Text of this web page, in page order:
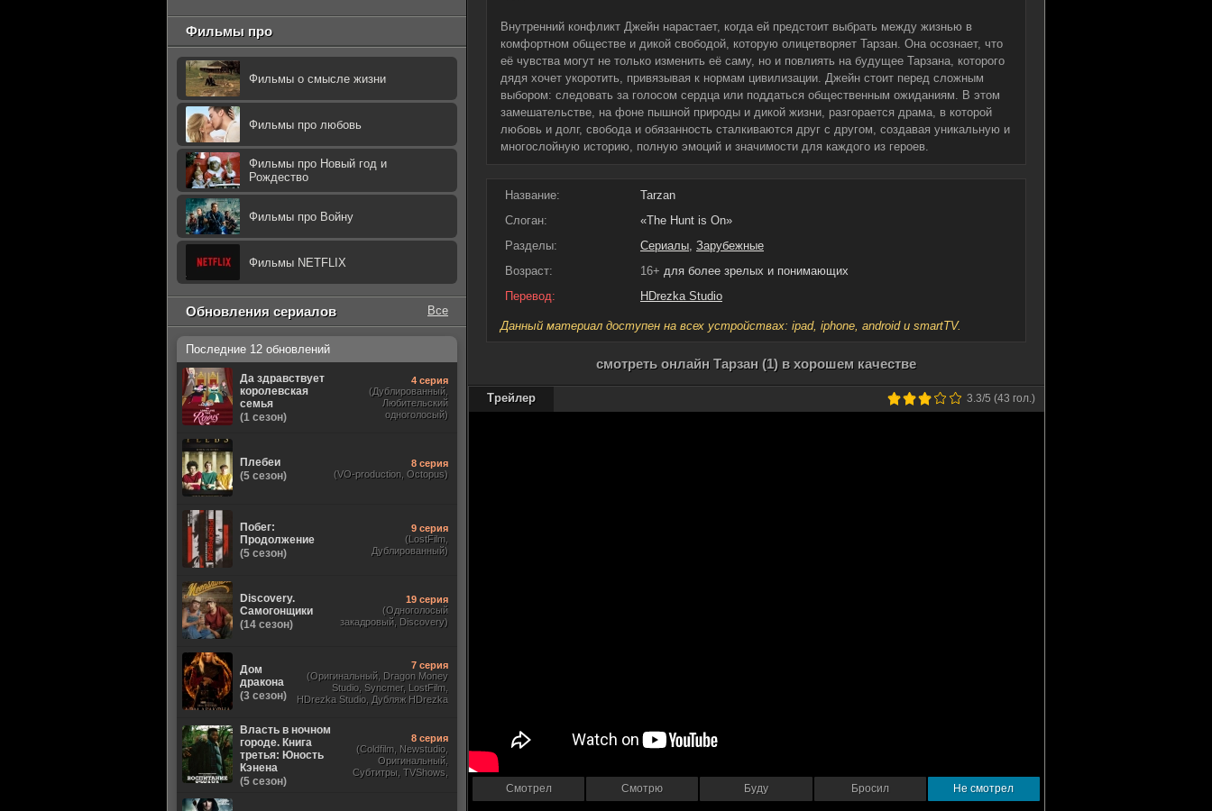
Внутренний конфликт Джейн нарастает, когда ей предстоит выбрать между жизнью в
комфортном обществе и дикой свободой, которую олицетворяет Тарзан. Она осознает, что
её чувства могут не только изменить её саму, но и повлиять на будущее Тарзана, которого
дядя хочет укоротить, привязывая к нормам цивилизации. Джейн стоит перед сложным
выбором: следовать за голосом сердца или поддаться общественным ожиданиям. В этом
замешательстве, на фоне пышной природы и дикой жизни, разгорается драма, в которой
любовь и долг, свобода и обязанность сталкиваются друг с другом, создавая уникальную и
многослойную историю, полную эмоций и значимости для каждого из героев.
Название:
Tarzan
Слоган:
«The Hunt is On»
Разделы:
Сериалы, Зарубежные
Возраст:
16+ для более зрелых и понимающих
Перевод:
HDrezka Studio
Данный материал доступен на всех устройствах: ipad, iphone, android и smartTV.
смотреть онлайн Тарзан (1) в хорошем качестве
3.3/5 (43 гол.)
Трейлер
Смотрел Смотрю Буду Бросил Не смотрел
Фильмы про
Фильмы о смысле жизни
Фильмы про любовь
Фильмы про Новый год и
Рождество
Фильмы про Войну
Фильмы NETFLIX
Обновления сериалов Все
Последние 12 обновлений
Да здравствует
королевская
семья
(1 сезон)
4 серия
(Дублированный,
Любительский
одноголосый)
Плебеи
(5 сезон)
8 серия
(VO-production, Octopus)
Побег:
Продолжение
(5 сезон)
9 серия
(LostFilm,
Дублированный)
Discovery.
Самогонщики
(14 сезон)
19 серия
(Одноголосый
закадровый, Discovery)
Дом
дракона
(3 сезон)
7 серия
(Оригинальный, Dragon Money
Studio, Syncmer, LostFilm,
HDrezka Studio, Дубляж HDrezka
Власть в ночном
городе. Книга
третья: Юность
Кэнена
(5 сезон)
8 серия
(Coldfilm, Newstudio,
Оригинальный,
Субтитры, TVShows,